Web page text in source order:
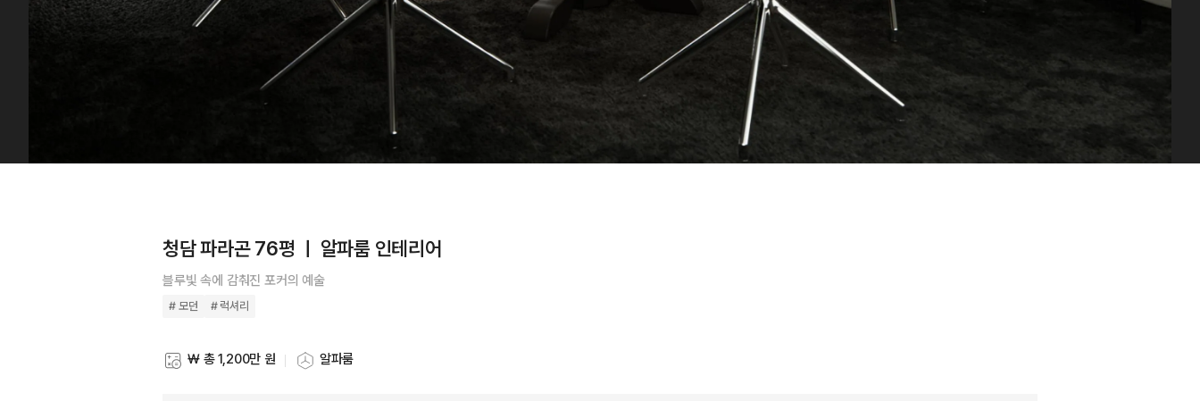
청담 파라곤 76평 ㅣ 알파룸 인테리어
블루빛 속에 감춰진 포커의 예술
# 모던 # 럭셔리
스타일링 비용
₩ 총 1,200만 원
스타일링 공간
알파룸